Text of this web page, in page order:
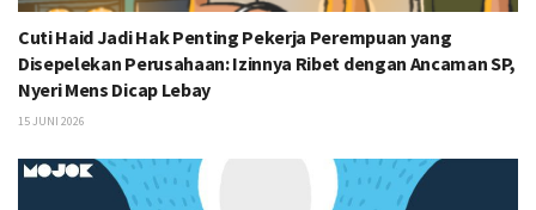
Cuti Haid Jadi Hak Penting Pekerja Perempuan yang
Disepelekan Perusahaan: Izinnya Ribet dengan Ancaman SP,
Nyeri Mens Dicap Lebay
15 JUNI 2026